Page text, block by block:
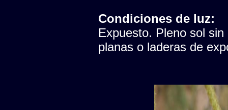
Condiciones de luz:
Expuesto. Pleno sol
planas o laderas de